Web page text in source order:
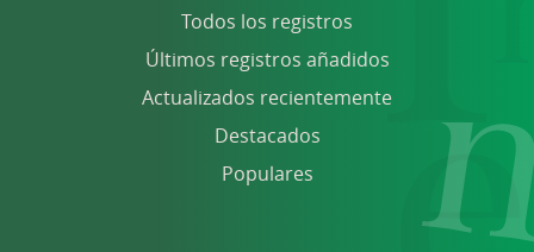
Todos los registros
Últimos registros añadidos
Actualizados recientemente
Destacados
Populares